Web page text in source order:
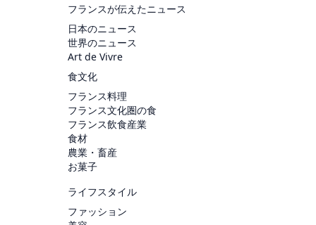
フランスが伝えたニュース
日本のニュース
世界のニュース
Art de Vivre
食文化
フランス料理
フランス文化圏の食
フランス飲食産業
食材
農業・畜産
お菓子
ライフスタイル
ファッション